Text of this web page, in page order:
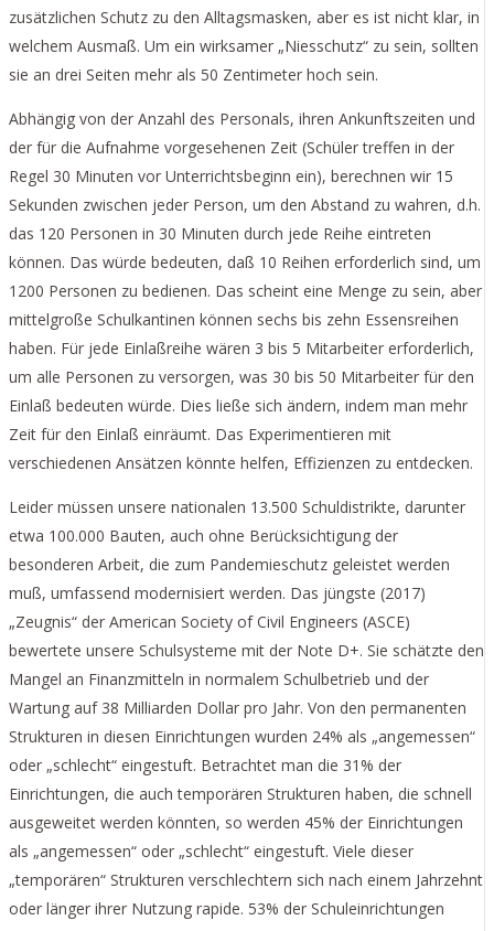
zusätzlichen Schutz zu den Alltagsmasken, aber es ist nicht klar, in
welchem Ausmaß. Um ein wirksamer „Niesschutz“ zu sein, sollten
sie an drei Seiten mehr als 50 Zentimeter hoch sein.
Abhängig von der Anzahl des Personals, ihren Ankunftszeiten und
der für die Aufnahme vorgesehenen Zeit (Schüler treffen in der
Regel 30 Minuten vor Unterrichtsbeginn ein), berechnen wir 15
Sekunden zwischen jeder Person, um den Abstand zu wahren, d.h.
das 120 Personen in 30 Minuten durch jede Reihe eintreten
können. Das würde bedeuten, daß 10 Reihen erforderlich sind, um
1200 Personen zu bedienen. Das scheint eine Menge zu sein, aber
mittelgroße Schulkantinen können sechs bis zehn Essensreihen
haben. Für jede Einlaßreihe wären 3 bis 5 Mitarbeiter erforderlich,
um alle Personen zu versorgen, was 30 bis 50 Mitarbeiter für den
Einlaß bedeuten würde. Dies ließe sich ändern, indem man mehr
Zeit für den Einlaß einräumt. Das Experimentieren mit
verschiedenen Ansätzen könnte helfen, Effizienzen zu entdecken.
Leider müssen unsere nationalen 13.500 Schuldistrikte, darunter
etwa 100.000 Bauten, auch ohne Berücksichtigung der
besonderen Arbeit, die zum Pandemieschutz geleistet werden
muß, umfassend modernisiert werden. Das jüngste (2017)
„Zeugnis“ der American Society of Civil Engineers (ASCE)
bewertete unsere Schulsysteme mit der Note D+. Sie schätzte den
Mangel an Finanzmitteln in normalem Schulbetrieb und der
Wartung auf 38 Milliarden Dollar pro Jahr. Von den permanenten
Strukturen in diesen Einrichtungen wurden 24% als „angemessen“
oder „schlecht“ eingestuft. Betrachtet man die 31% der
Einrichtungen, die auch temporären Strukturen haben, die schnell
ausgeweitet werden könnten, so werden 45% der Einrichtungen
als „angemessen“ oder „schlecht“ eingestuft. Viele dieser
„temporären“ Strukturen verschlechtern sich nach einem Jahrzehnt
oder länger ihrer Nutzung rapide. 53% der Schuleinrichtungen